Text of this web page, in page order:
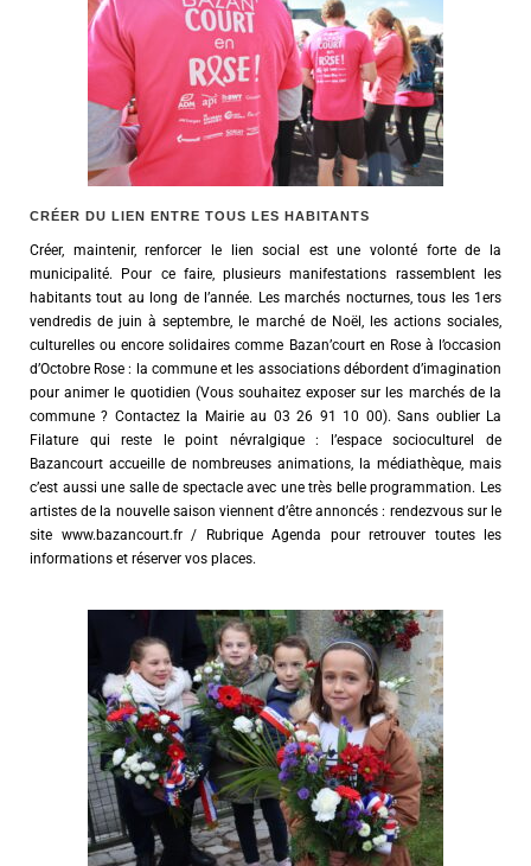
CRÉER DU LIEN ENTRE TOUS LES HABITANTS
Créer, maintenir, renforcer le lien social est une volonté forte de la
municipalité. Pour ce faire, plusieurs manifestations rassemblent les
habitants tout au long de l’année. Les marchés nocturnes, tous les 1ers
vendredis de juin à septembre, le marché de Noël, les actions sociales,
culturelles ou encore solidaires comme Bazan’court en Rose à l’occasion
d’Octobre Rose : la commune et les associations débordent d’imagination
pour animer le quotidien (Vous souhaitez exposer sur les marchés de la
commune ? Contactez la Mairie au 03 26 91 10 00). Sans oublier La
Filature qui reste le point névralgique : l’espace socioculturel de
Bazancourt accueille de nombreuses animations, la médiathèque, mais
c’est aussi une salle de spectacle avec une très belle programmation. Les
artistes de la nouvelle saison viennent d’être annoncés : rendezvous sur le
site www.bazancourt.fr / Rubrique Agenda pour retrouver toutes les
informations et réserver vos places.